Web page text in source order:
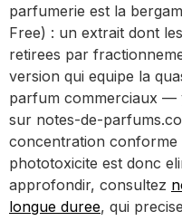
parfumerie est la
Free) : un extrait dont
retirees par
version qui equipe la
parfum commerciaux —
sur notes-de-
concentration conforme
phototoxicite est donc
approfondir, consultez
longue duree, qui